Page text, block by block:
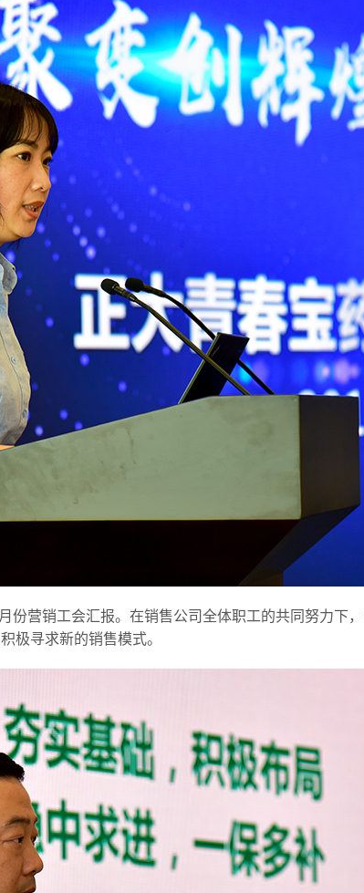
份营销工会汇报。在销售公司全体职工的共同努力下
极寻求新的销售模式。